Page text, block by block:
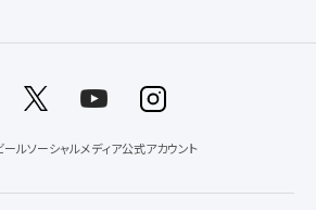
ルソーシャルメディア公式アカウント